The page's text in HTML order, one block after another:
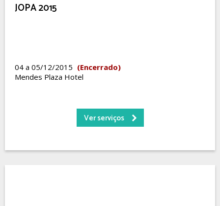
JOPA 2015
04 a 05/12/2015 (Encerrado)
Mendes Plaza Hotel
Ver serviços